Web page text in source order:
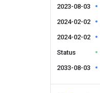
2023-08-03
2024-02-02
2024-02-02
Status
2033-08-03